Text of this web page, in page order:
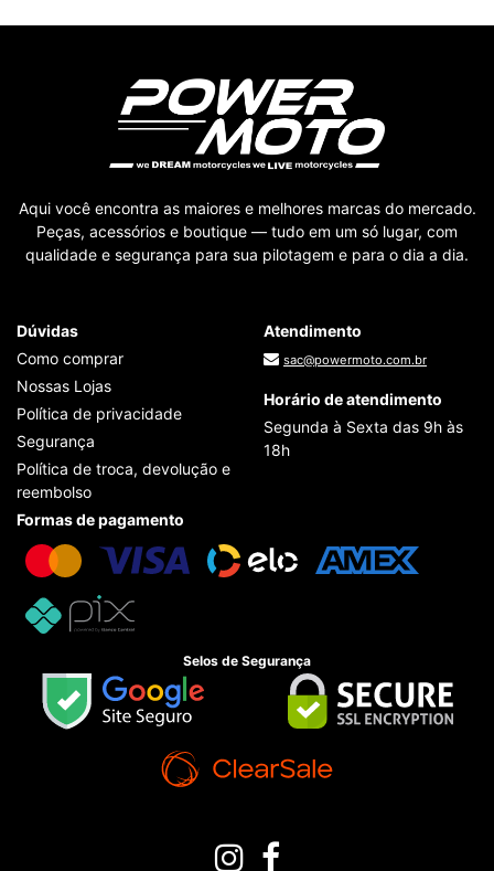
Aqui você encontra as maiores e melhores marcas do mercado.
Peças, acessórios e boutique — tudo em um só lugar, com
qualidade e segurança para sua pilotagem e para o dia a dia.
Dúvidas
Como comprar
Nossas Lojas
Política de privacidade
Segurança
Política de troca, devolução e
reembolso
Atendimento
sac@powermoto.com.br
Horário de atendimento
Segunda à Sexta das 9h às
18h
Formas de pagamento
Selos de Segurança